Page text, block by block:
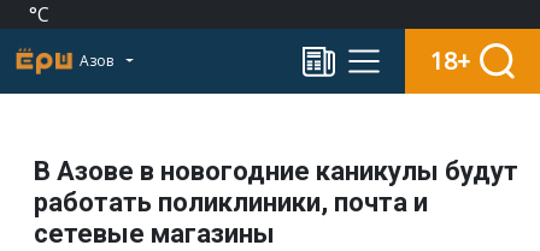
°C
Азов 18+
В Азове в новогодние каникулы будут
работать поликлиники, почта и
сетевые магазины